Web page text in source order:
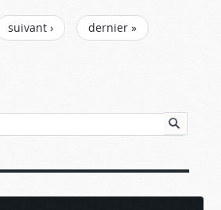
suivant › dernier »